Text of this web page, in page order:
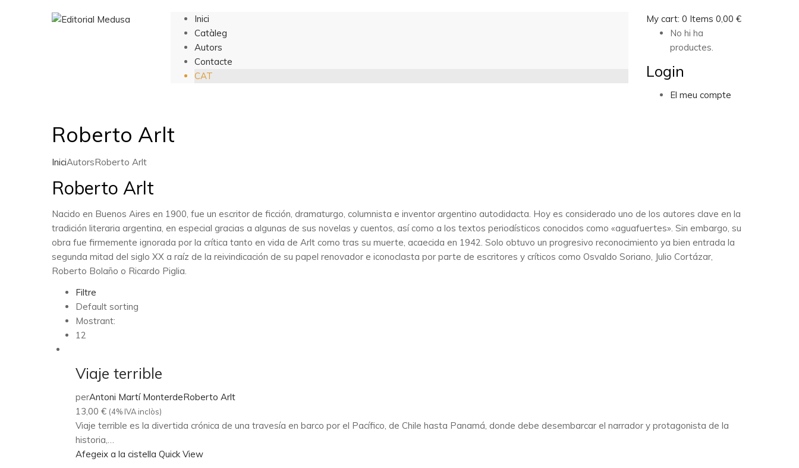
Inici
Catàleg
Autors
Contacte
CAT
My cart: 0 Items 0,00 €
No hi ha
productes.
Login
El meu compte
Roberto Arlt
IniciAutorsRoberto Arlt
Roberto Arlt
Nacido en Buenos Aires en 1900, fue un escritor de ficción, dramaturgo, columnista e inventor argentino autodidacta. Hoy es considerado uno de los autores clave en la
tradición literaria argentina, en especial gracias a algunas de sus novelas y cuentos, así como a los textos periodísticos conocidos como «aguafuertes». Sin embargo, su
obra fue firmemente ignorada por la crítica tanto en vida de Arlt como tras su muerte, acaecida en 1942. Solo obtuvo un progresivo reconocimiento ya bien entrada la
segunda mitad del siglo XX a raíz de la reivindicación de su papel renovador e iconoclasta por parte de escritores y críticos como Osvaldo Soriano, Julio Cortázar,
Roberto Bolaño o Ricardo Piglia.
Filtre
Default sorting
Mostrant:
12
Viaje terrible
perAntoni Martí MonterdeRoberto Arlt
13,00 € (4% IVA inclòs)
Viaje terrible es la divertida crónica de una travesía en barco por el Pacífico, de Chile hasta Panamá, donde debe desembarcar el narrador y protagonista de la
historia,…
Afegeix a la cistella Quick View